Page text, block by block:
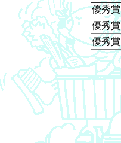
優秀賞
優秀賞
優秀賞